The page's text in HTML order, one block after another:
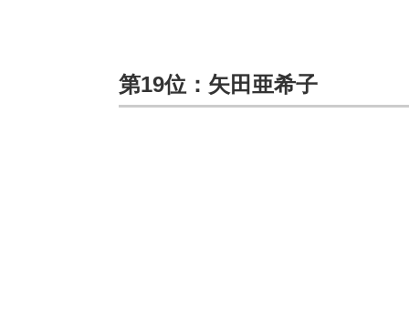
第19位：矢田亜希子